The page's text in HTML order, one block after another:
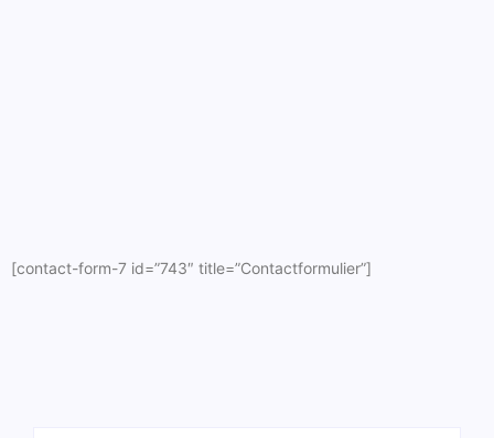
[contact-form-7 id=”743″ title=”Contactformulier”]